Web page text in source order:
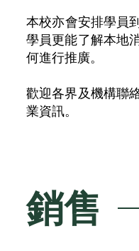
本校亦會安排學員
學員更能了解本地
何進行推廣。
歡迎各界及機構聯
業資訊。
​銷售